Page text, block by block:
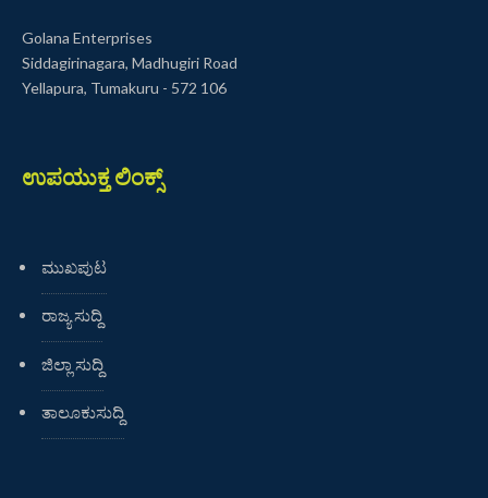
Golana Enterprises
Siddagirinagara, Madhugiri Road
Yellapura, Tumakuru - 572 106
ಉಪಯುಕ್ತ ಲಿಂಕ್ಸ್
ಮುಖಪುಟ
ರಾಜ್ಯ ಸುದ್ದಿ
ಜಿಲ್ಲಾ ಸುದ್ದಿ
ತಾಲೂಕುಸುದ್ದಿ